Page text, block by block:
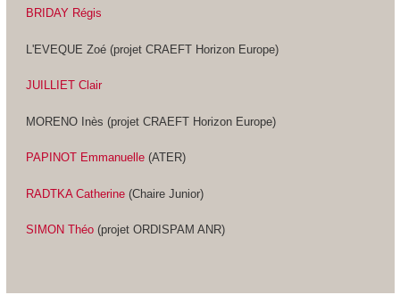
BRIDAY Régis
L'EVEQUE Zoé (projet CRAEFT Horizon Europe)
JUILLIET Clair
MORENO Inès (projet CRAEFT Horizon Europe)
PAPINOT Emmanuelle(ATER)
RADTKA Catherine(Chaire Junior)
SIMON Théo(projet ORDISPAM ANR)